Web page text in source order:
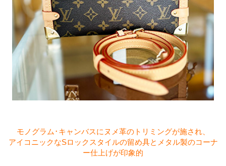
モノグラム･キャンバスにヌメ革のトリミングが施され、
アイコニックなSロックスタイルの留め具とメタル製のコーナ
ー仕上げが印象的